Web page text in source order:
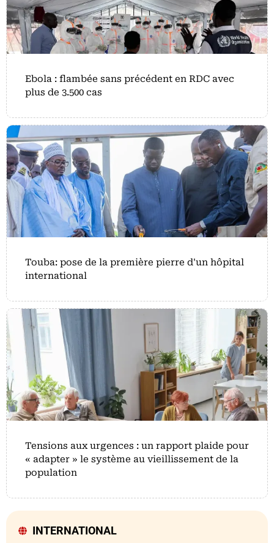
Ebola : flambée sans précédent en RDC avec
plus de 3.500 cas
Touba: pose de la première pierre d'un hôpital
international
Tensions aux urgences : un rapport plaide pour
« adapter » le système au vieillissement de la
population
INTERNATIONAL